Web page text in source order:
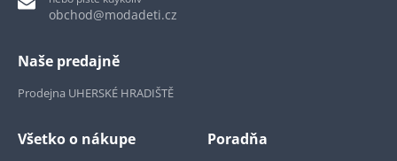
obchod@modadeti.cz
Naše predajně
Prodejna UHERSKÉ HRADIŠTĚ
Všetko o nákupe Poradňa